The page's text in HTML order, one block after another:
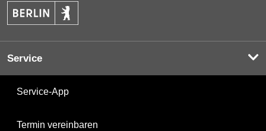
Service
Service-App
Termin vereinbaren